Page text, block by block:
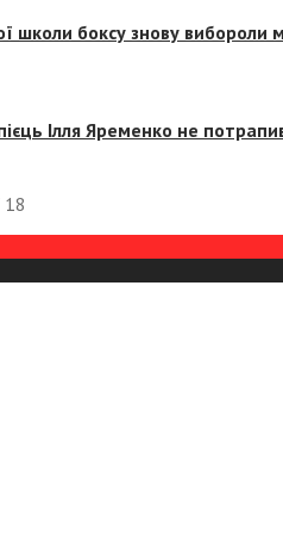
школи боксу знову вибороли
Ілля Яременко не
18